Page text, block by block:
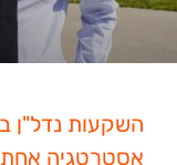
השקעות נדל"ן
אסטרטגיה